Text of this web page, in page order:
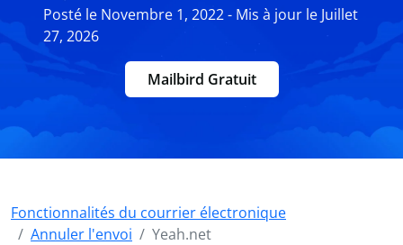
Posté le Novembre 1, 2022 - Mis à jour le Juillet
27, 2026
Mailbird Gratuit
Fonctionnalités du courrier électronique
Annuler l'envoi
Yeah.net